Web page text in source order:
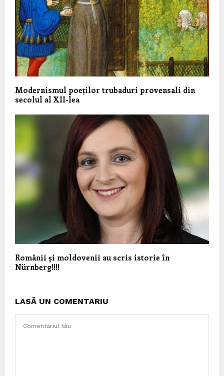
Modernismul poeților trubaduri provensali din
secolul al XII-lea
Românii și moldovenii au scris istorie în
Nürnberg!!!!
LASĂ UN COMENTARIU